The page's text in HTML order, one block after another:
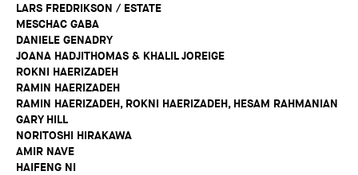
LARS FREDRIKSON / ESTATE
MESCHAC GABA
DANIELE GENADRY
JOANA HADJITHOMAS & KHALIL JOREIGE
ROKNI HAERIZADEH
RAMIN HAERIZADEH
RAMIN HAERIZADEH, ROKNI HAERIZADEH, HESAM RAHMANIAN
GARY HILL
NORITOSHI HIRAKAWA
AMIR NAVE
HAIFENG NI